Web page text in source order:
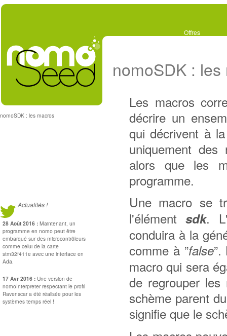
Offres
nomoSDK : les macros
Actualités !
28 Août 2016 : Maintenant, un
programme en nomo peut être
embarqué sur des microcontrôleurs
comme celui de la carte
stm32f411e avec une interface en
Ada.
17 Avr 2016 : Une version de
nomoInterpreter respectant le profil
Ravenscar a été réalisée pour les
systèmes temps réel !
nomoSDK :
Les macros
décrire un
qui décrivent à
uniquement
alors que les
programme.
Une macro se
l'élémentsdk.
conduira à la
comme à ”false
macro qui sera
de regrouper les
schème parent
signifie que le